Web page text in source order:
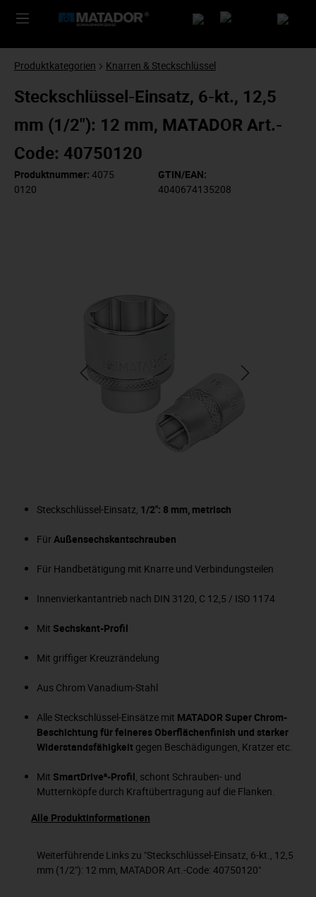
Produktkategorien Knarren & Steckschlüssel
Steckschlüssel-Einsatz, 6-kt., 12,5
mm (1/2"): 12 mm, MATADOR Art.-
Code: 40750120
Produktnummer: 4075
0120
GTIN/EAN:
4040674135208
Steckschlüssel-Einsatz, 1/2": 8 mm, metrisch
Für Außensechskantschrauben
Für Handbetätigung mit Knarre und Verbindungsteilen
Innenvierkantantrieb nach DIN 3120, C 12,5 / ISO 1174
Mit Sechskant-Profil
Mit griffiger Kreuzrändelung
Aus Chrom Vanadium-Stahl
Alle Steckschlüssel-Einsätze mit MATADOR Super Chrom-
Beschichtung für feineres Oberflächenfinish und starker
Widerstandsfähigkeit gegen Beschädigungen, Kratzer etc.
Mit SmartDrive²-Profil , schont Schrauben- und
Mutternköpfe durch Kraftübertragung auf die Flanken.
Alle Produktinformationen
Weiterführende Links zu "Steckschlüssel-Einsatz, 6-kt., 12,5
mm (1/2"): 12 mm, MATADOR Art.-Code: 40750120"